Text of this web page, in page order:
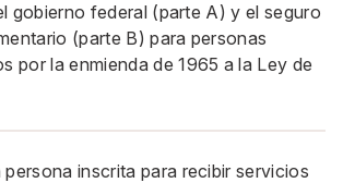
gobierno federal (parte A) y el seguro
(parte B) para personas
por la enmienda de 1965 a la Ley de
persona inscrita para recibir servicios